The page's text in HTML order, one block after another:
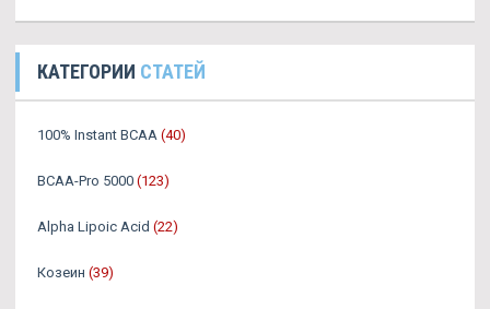
КАТЕГОРИИ СТАТЕЙ
100% Instant BCAA (40)
BCAA-Pro 5000 (123)
Alpha Lipoic Acid (22)
Козеин (39)